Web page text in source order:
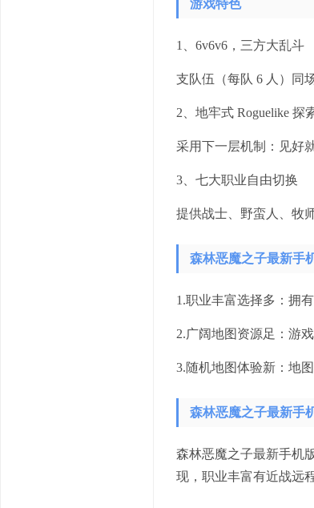
游戏特色
1、6v6v6，三方大乱斗
支队伍（每队 6 人）同
2、地牢式 Roguelike 探
采用下一层机制：见好
3、七大职业自由切换
提供战士、野蛮人、牧
森林恶魔之子最新手
1.职业丰富选择多：拥
2.广阔地图资源足：游
3.随机地图体验新：地
森林恶魔之子最新手
森林恶魔之子最新手机
现，职业丰富有近战远